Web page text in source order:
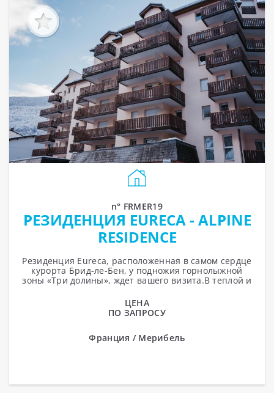
n° FRMER19
РЕЗИДЕНЦИЯ EURECA - ALPINE
RESIDENCE
Резиденция Eureca, расположенная в самом сердце
курорта Брид-ле-Бен, у подножия горнолыжной
зоны «Три долины», ждет вашего визита.В теплой и
ЦЕНА
ПО ЗАПРОСУ
Франция / Мерибель